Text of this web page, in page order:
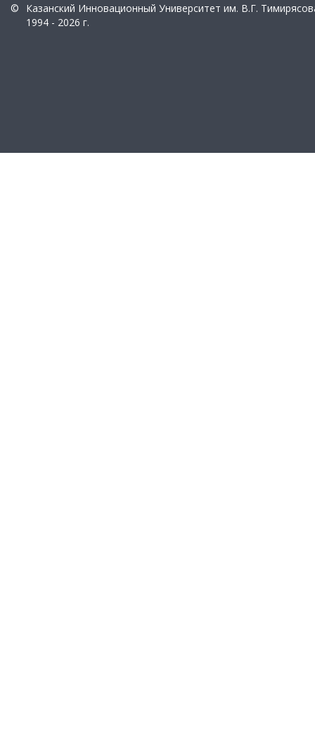
©
Казанский Инновационный Университет им. В.Г.
1994 - 2026 г.